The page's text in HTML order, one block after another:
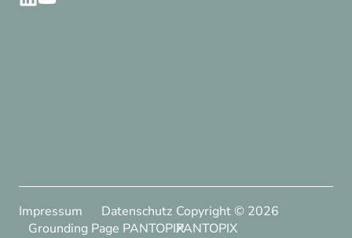
Copyright © 2026
PANTOPIX
Impressum
Datenschutz
Grounding Page PANTOPIX